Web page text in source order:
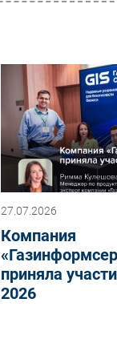
27.07.2026
Компания
приняла
2026